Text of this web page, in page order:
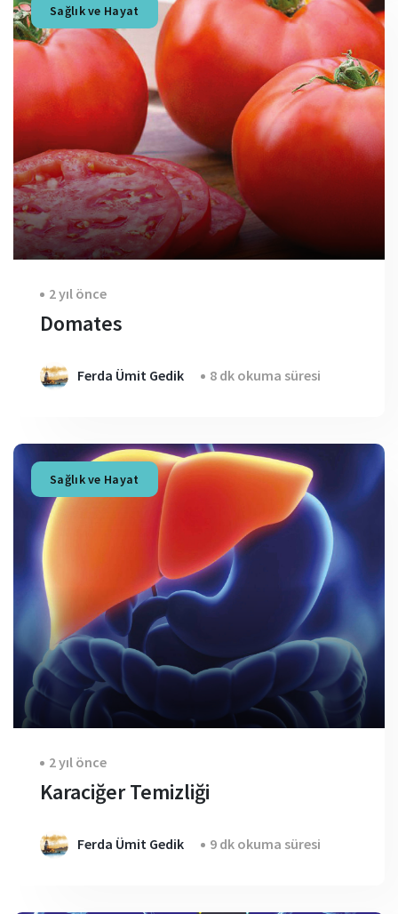
Sağlık ve Hayat
2 yıl önce
Domates
Ferda Ümit Gedik 8 dk okuma süresi
Sağlık ve Hayat
2 yıl önce
Karaciğer Temizliği
Ferda Ümit Gedik 9 dk okuma süresi